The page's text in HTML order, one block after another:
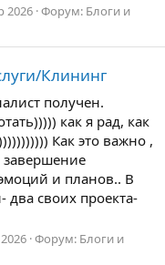
2026 Форум: Блоги и
Клининг
получен.
как я рад, как
Как это важно ,
завершение
и планов.. В
два своих проекта-
Форум: Блоги и